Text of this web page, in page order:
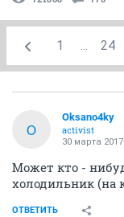
1 ... 24
O
Oksano4ky
activist
30 марта 2017
Может кто -
холодильник (на
ОТВЕТИТЬ